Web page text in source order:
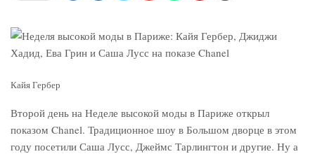
Кайя Гербер
Второй день на Неделе высокой моды в Париже открыл
показом Chanel. Традиционное шоу в Большом дворце в этом
году посетили Саша Лусс, Джеймс Тарлингтон и другие. Ну а